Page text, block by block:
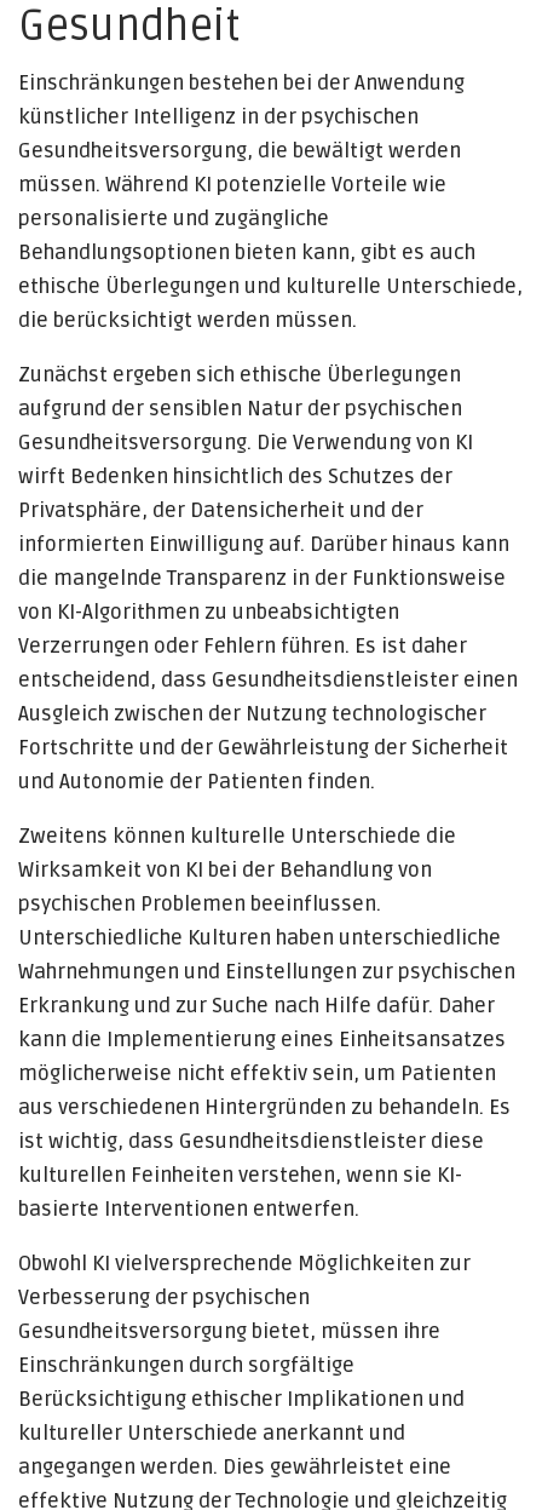
Gesundheit
Einschränkungen bestehen bei der Anwendung
künstlicher Intelligenz in der psychischen
Gesundheitsversorgung, die bewältigt werden
müssen. Während KI potenzielle Vorteile wie
personalisierte und zugängliche
Behandlungsoptionen bieten kann, gibt es auch
ethische Überlegungen und kulturelle Unterschiede,
die berücksichtigt werden müssen.
Zunächst ergeben sich ethische Überlegungen
aufgrund der sensiblen Natur der psychischen
Gesundheitsversorgung. Die Verwendung von KI
wirft Bedenken hinsichtlich des Schutzes der
Privatsphäre, der Datensicherheit und der
informierten Einwilligung auf. Darüber hinaus kann
die mangelnde Transparenz in der Funktionsweise
von KI-Algorithmen zu unbeabsichtigten
Verzerrungen oder Fehlern führen. Es ist daher
entscheidend, dass Gesundheitsdienstleister einen
Ausgleich zwischen der Nutzung technologischer
Fortschritte und der Gewährleistung der Sicherheit
und Autonomie der Patienten finden.
Zweitens können kulturelle Unterschiede die
Wirksamkeit von KI bei der Behandlung von
psychischen Problemen beeinflussen.
Unterschiedliche Kulturen haben unterschiedliche
Wahrnehmungen und Einstellungen zur psychischen
Erkrankung und zur Suche nach Hilfe dafür. Daher
kann die Implementierung eines Einheitsansatzes
möglicherweise nicht effektiv sein, um Patienten
aus verschiedenen Hintergründen zu behandeln. Es
ist wichtig, dass Gesundheitsdienstleister diese
kulturellen Feinheiten verstehen, wenn sie KI-
basierte Interventionen entwerfen.
Obwohl KI vielversprechende Möglichkeiten zur
Verbesserung der psychischen
Gesundheitsversorgung bietet, müssen ihre
Einschränkungen durch sorgfältige
Berücksichtigung ethischer Implikationen und
kultureller Unterschiede anerkannt und
angegangen werden. Dies gewährleistet eine
effektive Nutzung der Technologie und gleichzeitig